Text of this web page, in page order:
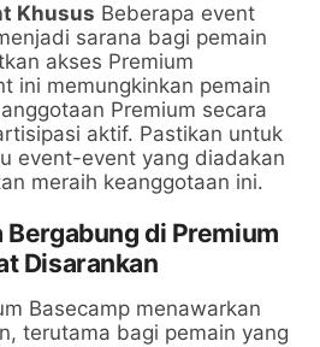
Khusus Beberapa event
sarana bagi pemain
akses Premium
ini memungkinkan pemain
Premium secara
aktif. Pastikan untuk
event-event yang diadakan
meraih keanggotaan ini.
di Premium
Disarankan
Basecamp menawarkan
terutama bagi pemain yang